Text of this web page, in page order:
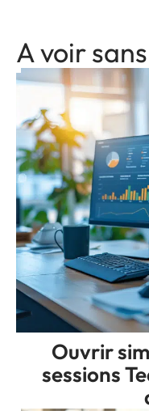
A voir
Ouvrir
sessions